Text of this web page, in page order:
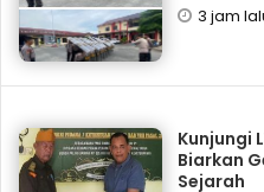
3 jam
Kunjungi
Biarkan
Sejarah